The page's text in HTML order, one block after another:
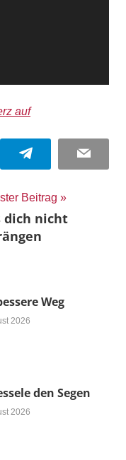
auf
Telegram Email
Beitrag
dich nicht
Weg
2026
den Segen
2026